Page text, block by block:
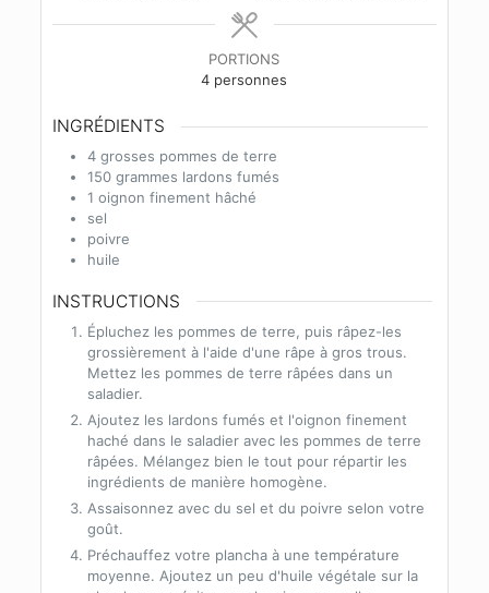
PORTIONS
4 personnes
INGRÉDIENTS
4 grosses pommes de terre
150 grammes lardons fumés
1 oignon finement hâché
sel
poivre
huile
INSTRUCTIONS
Épluchez les pommes de terre, puis râpez-les
grossièrement à l'aide d'une râpe à gros trous.
Mettez les pommes de terre râpées dans un
saladier.
Ajoutez les lardons fumés et l'oignon finement
haché dans le saladier avec les pommes de terre
râpées. Mélangez bien le tout pour répartir les
ingrédients de manière homogène.
Assaisonnez avec du sel et du poivre selon votre
goût.
Préchauffez votre plancha à une température
moyenne. Ajoutez un peu d'huile végétale sur la